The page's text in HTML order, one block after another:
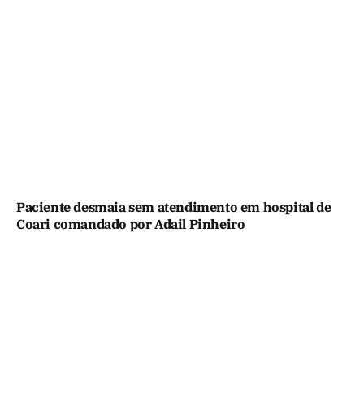
Paciente desmaia sem atendimento em hospital de
Coari comandado por Adail Pinheiro